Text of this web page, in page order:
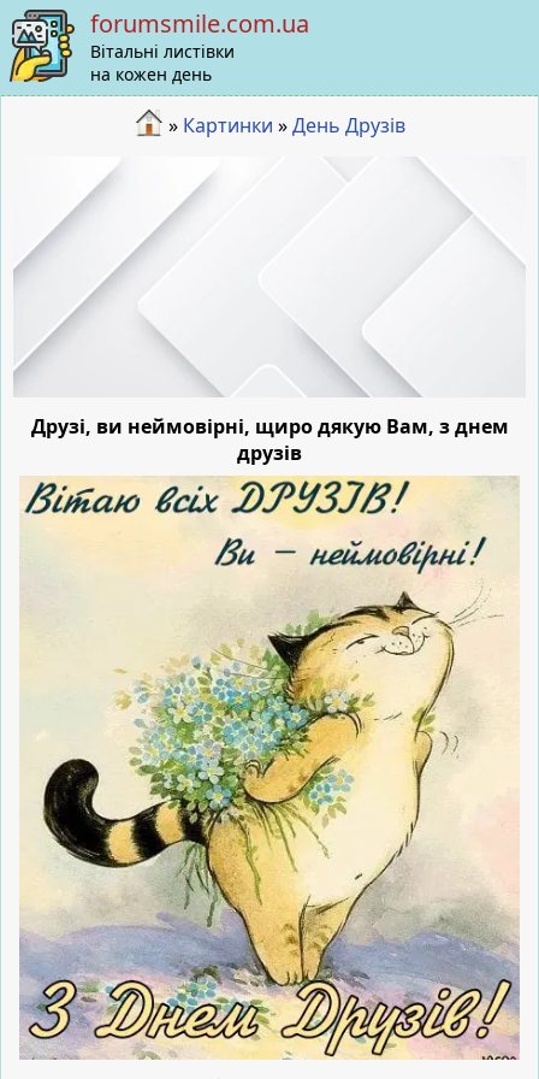
forumsmile.com.ua
Вітальні листівки
на кожен день
» Картинки »День Друзів
Друзі, ви неймовірні, щиро дякую Вам, з днем
друзів